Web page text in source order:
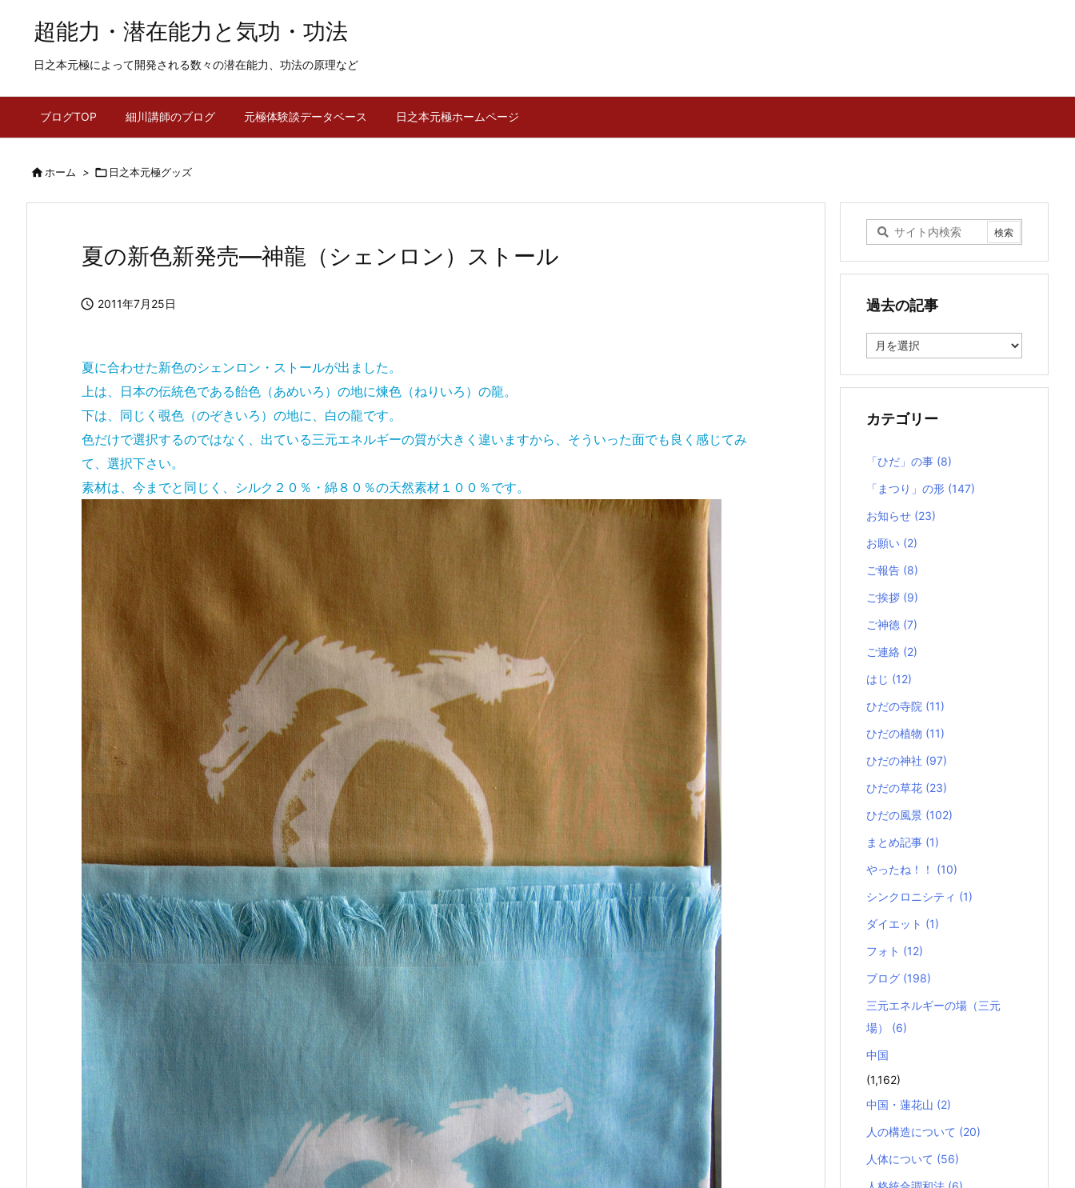
超能力・潜在能力と気功・功法
日之本元極によって開発される数々の潜在能力、功法の原理など
ブログTOP 細川講師のブログ 元極体験談データベース 日之本元極ホームページ
ホーム >  日之本元極グッズ
夏の新色新発売―神龍（シェンロン）ストール
 2011年7月25日
夏に合わせた新色のシェンロン・ストールが出ました。
上は、日本の伝統色である飴色（あめいろ）の地に煉色（ねりいろ）の龍。
下は、同じく覗色（のぞきいろ）の地に、白の龍です。
色だけで選択するのではなく、出ている三元エネルギーの質が大きく違いますから、そういった面でも良く感じてみ
て、選択下さい。
素材は、今までと同じく、シルク２０％・綿８０％の天然素材１００％です。
過去の記事
去
記
カテゴリー
「ひだ」の事 (8)
「まつり」の形 (147)
お知らせ (23)
お願い (2)
ご報告 (8)
ご挨拶 (9)
ご神徳 (7)
ご連絡 (2)
はじ (12)
ひだの寺院 (11)
ひだの植物 (11)
ひだの神社 (97)
ひだの草花 (23)
ひだの風景 (102)
まとめ記事 (1)
やったね！！ (10)
シンクロニシティ (1)
ダイエット (1)
フォト (12)
ブログ (198)
三元エネルギーの場（三元
場） (6)
中国
(1,162)
中国・蓮花山 (2)
人の構造について (20)
人体について (56)